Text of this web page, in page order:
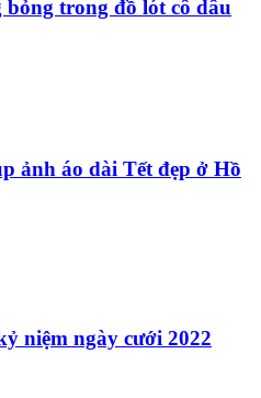
trong đồ lót cô dâu
ảnh áo dài Tết đẹp ở Hồ
niệm ngày cưới 2022